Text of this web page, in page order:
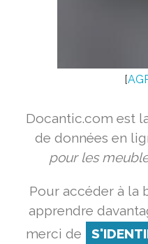
[
Docantic.com est
de données en
pour les
Pour accéder à la
apprendre
merci de